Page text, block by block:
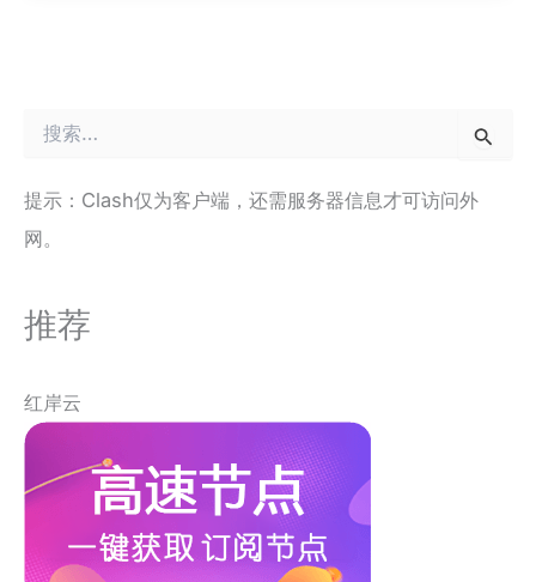
提示：Clash仅为客户端，还需服务器信息才可访问外
网。
推荐
红岸云